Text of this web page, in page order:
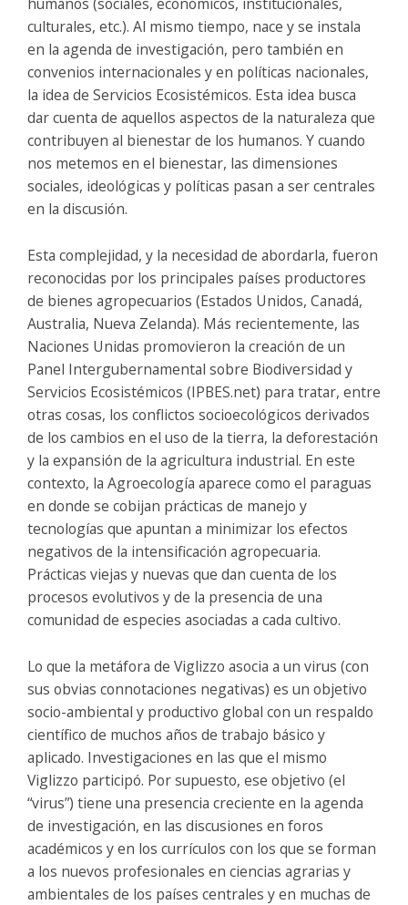
culturales, etc.). Al mismo tiempo, nace y se instala
en la agenda de investigación, pero también en
convenios internacionales y en políticas nacionales,
la idea de Servicios Ecosistémicos. Esta idea busca
dar cuenta de aquellos aspectos de la naturaleza que
contribuyen al bienestar de los humanos. Y cuando
nos metemos en el bienestar, las dimensiones
sociales, ideológicas y políticas pasan a ser centrales
en la discusión.
Esta complejidad, y la necesidad de abordarla, fueron
reconocidas por los principales países productores
de bienes agropecuarios (Estados Unidos, Canadá,
Australia, Nueva Zelanda). Más recientemente, las
Naciones Unidas promovieron la creación de un
Panel Intergubernamental sobre Biodiversidad y
Servicios Ecosistémicos (IPBES.net) para tratar, entre
otras cosas, los conflictos socioecológicos derivados
de los cambios en el uso de la tierra, la deforestación
y la expansión de la agricultura industrial. En este
contexto, la Agroecología aparece como el paraguas
en donde se cobijan prácticas de manejo y
tecnologías que apuntan a minimizar los efectos
negativos de la intensificación agropecuaria.
Prácticas viejas y nuevas que dan cuenta de los
procesos evolutivos y de la presencia de una
comunidad de especies asociadas a cada cultivo.
Lo que la metáfora de Viglizzo asocia a un virus (con
sus obvias connotaciones negativas) es un objetivo
socio-ambiental y productivo global con un respaldo
científico de muchos años de trabajo básico y
aplicado. Investigaciones en las que el mismo
Viglizzo participó. Por supuesto, ese objetivo (el
“virus”) tiene una presencia creciente en la agenda
de investigación, en las discusiones en foros
académicos y en los currículos con los que se forman
a los nuevos profesionales en ciencias agrarias y
ambientales de los países centrales y en muchas de